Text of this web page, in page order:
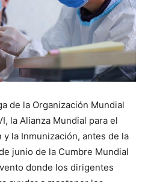
de la Organización Mundial
la Alianza Mundial para el
y la Inmunización, antes de la
junio de la Cumbre Mundial
donde los dirigentes